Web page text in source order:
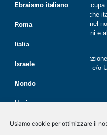
Usiamo cookie per ottimizzare il
Ebraismo italiano
Roma
Italia
Israele
Mondo
Ucei
CER
ebraica di Roma. Riflessi si
il dialogo tra le comunità ebraiche
promuovere la cultura ebraica nel
crescita delle nuove generazioni e
italiano.
Le opinioni espresse dalla
nessuna lista presente in CER e/o